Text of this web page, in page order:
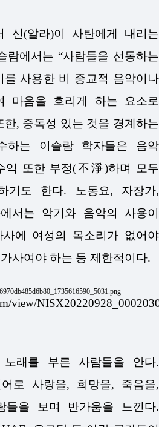
신(알라)이 사탄에게 내리는
람에서는 “사람들을 선동하는
를 사용한 비 종교적 음악이나
마음을 흐리게 하는 요소로
한, 중독성 있는 것을 경계하는
하는 이슬람 학자들은 음악
익 또한 부정(不淨)하며 모두
기도 한다. 노동요, 자장가,
서는 악기와 음악의 사용이
에 여성의 목소리가 없어야
사여야 하는 등 제한적이다.
view/
래를 부른 사람들을 안다.
로 사랑을, 희망을, 죽음을,
들을 보며 반가움을 느낀다.